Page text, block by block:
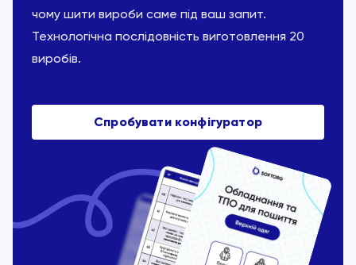
чому шити вироби саме під ваш запит.
Технологічна послідовність виготовлення 20
виробів.
Спробувати конфігуратор